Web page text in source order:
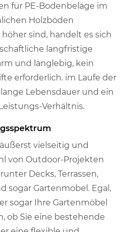
für PE-Bodenbeläge im
Holzböden
sind, handelt es sich
langfristige
und langlebig, kein
erforderlich. im Laufe der
Lebensdauer und ein
Verhältnis.
vielseitig und
von Outdoor-Projekten
Decks, Terrassen,
sogar Gartenmöbel. Egal,
sogar Ihre Gartenmöbel
ob Sie eine bestehende